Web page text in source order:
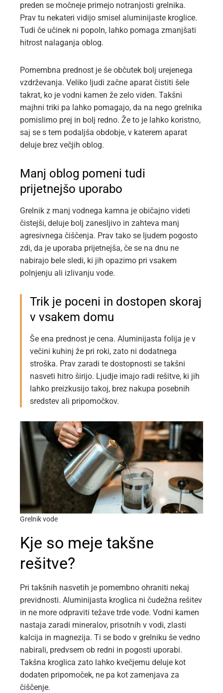
preden se močneje primejo notranjosti grelnika.
Prav tu nekateri vidijo smisel aluminijaste kroglice.
Tudi če učinek ni popoln, lahko pomaga zmanjšati
hitrost nalaganja oblog.
Pomembna prednost je še občutek bolj urejenega
vzdrževanja. Veliko ljudi začne aparat čistiti šele
takrat, ko je vodni kamen že zelo viden. Takšni
majhni triki pa lahko pomagajo, da na nego grelnika
pomislimo prej in bolj redno. Že to je lahko koristno,
saj se s tem podaljša obdobje, v katerem aparat
deluje brez večjih oblog.
Manj oblog pomeni tudi
prijetnejšo uporabo
Grelnik z manj vodnega kamna je običajno videti
čistejši, deluje bolj zanesljivo in zahteva manj
agresivnega čiščenja. Prav tako se ljudem pogosto
zdi, da je uporaba prijetnejša, če se na dnu ne
nabirajo bele sledi, ki jih opazimo pri vsakem
polnjenju ali izlivanju vode.
Trik je poceni in dostopen skoraj
v vsakem domu
Še ena prednost je cena. Aluminijasta folija je v
večini kuhinj že pri roki, zato ni dodatnega
stroška. Prav zaradi te dostopnosti se takšni
nasveti hitro širijo. Ljudje imajo radi rešitve, ki jih
lahko preizkusijo takoj, brez nakupa posebnih
sredstev ali pripomočkov.
Grelnik vode
Kje so meje takšne
rešitve?
Pri takšnih nasvetih je pomembno ohraniti nekaj
previdnosti. Aluminijasta kroglica ni čudežna rešitev
in ne more odpraviti težave trde vode. Vodni kamen
nastaja zaradi mineralov, prisotnih v vodi, zlasti
kalcija in magnezija. Ti se bodo v grelniku še vedno
nabirali, predvsem ob redni in pogosti uporabi.
Takšna kroglica zato lahko kvečjemu deluje kot
dodaten pripomoček, ne pa kot zamenjava za
čiščenje.